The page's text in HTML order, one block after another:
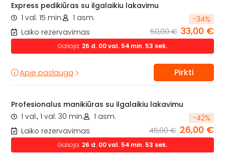
Express pedikiūras su ilgalaikiu lakavimu
1 val. 15 min.
1 asm.
Laiko rezervavimas
-34%
50,00 € 33,00 €
Galioja: 26 d. 00val. 54 min. 52 sek.
Apie paslaugą Pirkti
Profesionalus manikiūras su ilgalaikiu lakavimu
1 val., 1 val. 30 min.
1 asm.
Laiko rezervavimas
-42%
45,00 € 26,00 €
Galioja: 26 d. 00val. 54 min. 52 sek.